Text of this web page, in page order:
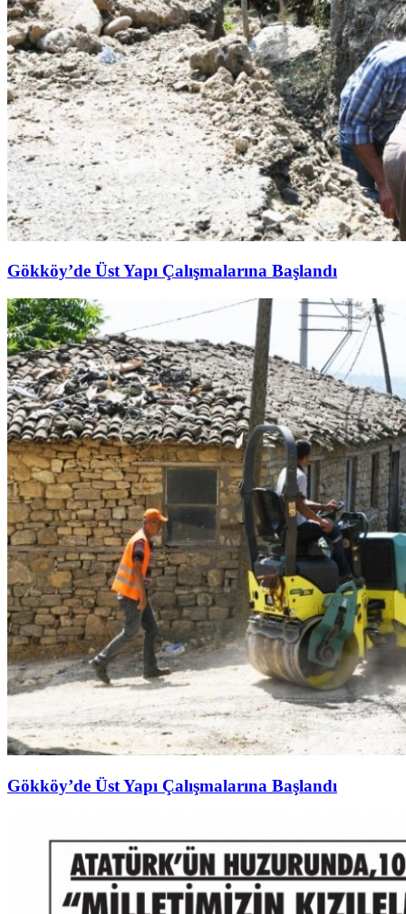
Gökköy’de Üst Yapı Çalışmalarına Başlandı
Gökköy’de Üst Yapı Çalışmalarına Başlandı